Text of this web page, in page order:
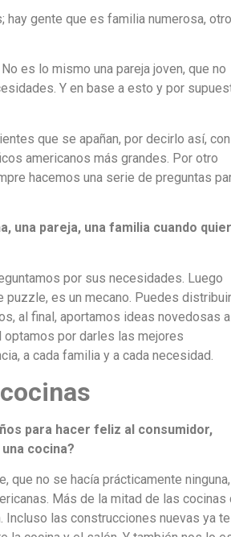
hay gente que es familia numerosa,
es lo mismo una pareja joven, que no
Y en base a esto y por
que se apañan, por decirlo así, con
americanos más grandes. Por otro
hacemos una serie de preguntas
una pareja, una familia cuando
por sus necesidades. Luego
es un mecano. Puedes
al final, aportamos ideas novedosas a
por darles las mejores
a cada familia y a cada necesidad.
para hacer feliz al consumidor,
cocina?
que no se hacía prácticamente
Más de la mitad de las cocinas
las construcciones nuevas ya te